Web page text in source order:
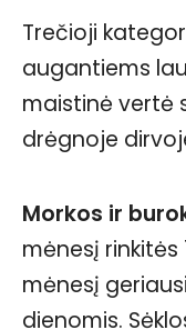
Trečioji
augantiems
maistinė vertė
drėgnoje
Morkos ir
mėnesį rinkitės
mėnesį
dienomis.